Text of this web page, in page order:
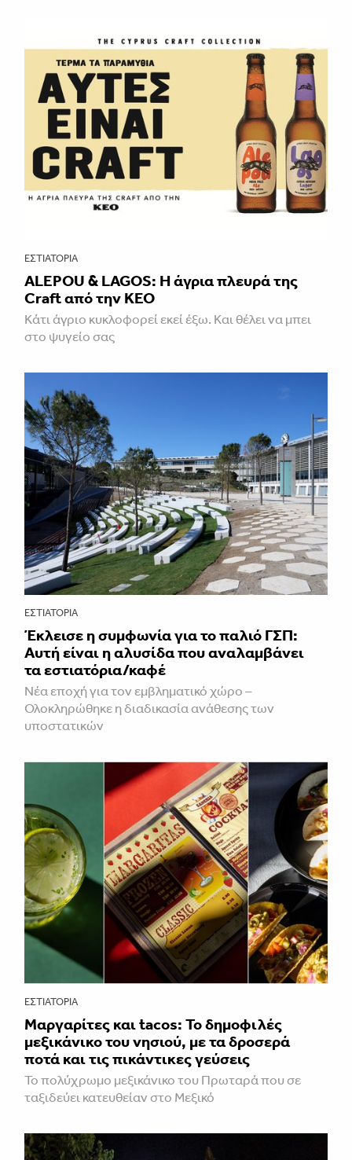
ΕΣΤΙΑΤΌΡΙΑ
ALEPOU & LAGOS: Η άγρια πλευρά της
Craft από την ΚΕΟ
Κάτι άγριο κυκλοφορεί εκεί έξω. Και θέλει να μπει
στο ψυγείο σας
ΕΣΤΙΑΤΌΡΙΑ
Έκλεισε η συμφωνία για το παλιό ΓΣΠ:
Αυτή είναι η αλυσίδα που αναλαμβάνει
τα εστιατόρια/καφέ
Νέα εποχή για τον εμβληματικό χώρο –
Ολοκληρώθηκε η διαδικασία ανάθεσης των
υποστατικών
ΕΣΤΙΑΤΌΡΙΑ
Μαργαρίτες και tacos: Το δημοφιλές
μεξικάνικο του νησιού, με τα δροσερά
ποτά και τις πικάντικες γεύσεις
Το πολύχρωμο μεξικάνικο του Πρωταρά που σε
ταξιδεύει κατευθείαν στο Μεξικό